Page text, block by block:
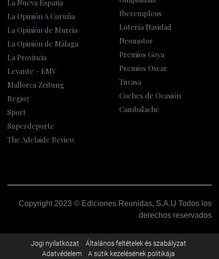
La Nueva España
La Opinión A Coruña
La Opinión de Murcia
La Opinión de Málaga
La Provincia
Levante - EMV
Mallorca Zeitung
Regio7
Sport
Superdeporte
The Adelaide Review
Iberempleos
Lotería Navidad
Neomotor
Premios Goya
Premios Oscar
Tucasa
Coches de Ocasión
Cambalache
Copyright 2023 © Ediciones Reunidas, S.A.U Todos los
derechos reservados
Jogi nyilatkozat
Általános feltételek és szabályzat
Adatvédelem
A sütik kezelésének politikája